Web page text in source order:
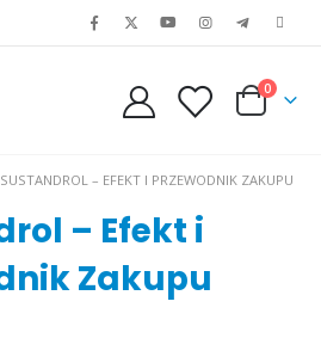
0
SUSTANDROL – EFEKT I PRZEWODNIK ZAKUPU
– Efekt i
Zakupu